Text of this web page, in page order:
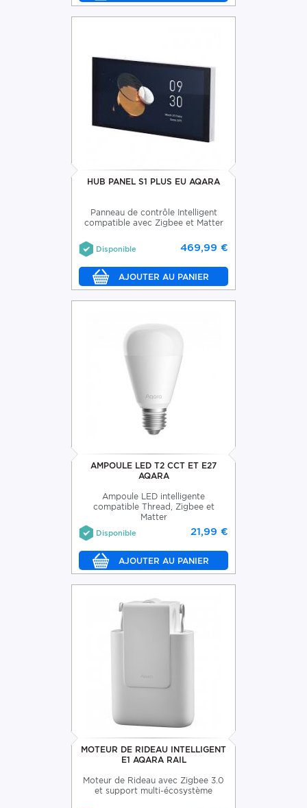
HUB PANEL S1 PLUS EU AQARA
Panneau de contrôle Intelligent
compatible avec Zigbee et Matter
469,99 €
Disponible
AMPOULE LED T2 CCT ET E27
AQARA
Ampoule LED intelligente
compatible Thread, Zigbee et
Matter
21,99 €
Disponible
MOTEUR DE RIDEAU INTELLIGENT
E1 AQARA RAIL
Moteur de Rideau avec Zigbee 3.0
et support multi-écosystème